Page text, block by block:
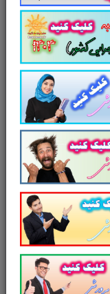
آزمون به شرح
های اجرایی